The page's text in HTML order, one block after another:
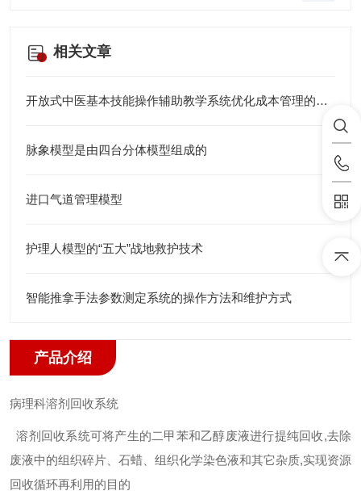
相关文章
开放式中医基本技能操作辅助教学系统优化成本管理的方法
脉象模型是由四台分体模型组成的
进口气道管理模型
护理人模型的“五大”战地救护技术
智能推拿手法参数测定系统的操作方法和维护方式
产品介绍
病理科溶剂回收系统
溶剂回收系统可将产生的二甲苯和乙醇废液进行提纯回收,去除
废液中的组织碎片、石蜡、组织化学染色液和其它杂质,实现资源
回收循环再利用的目的